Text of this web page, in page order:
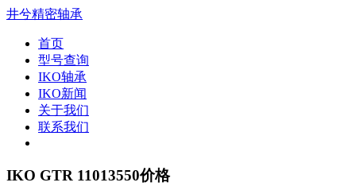
井兮精密轴承
首页
型号查询
IKO轴承
IKO新闻
关于我们
联系我们
IKO GTR 11013550价格